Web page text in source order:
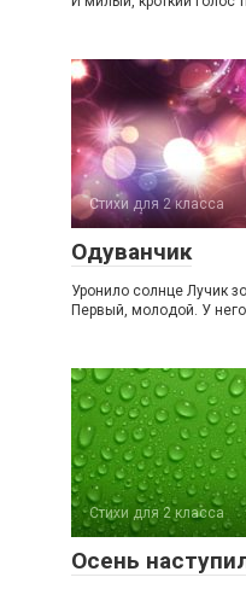
Стихи для 2 класса
Одуванчик
Уронило солнце Лучик
Первый, молодой. У
Стихи для 2 класса
Осень